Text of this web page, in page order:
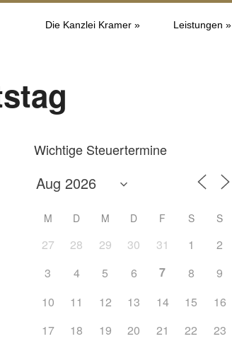
Die Kanzlei Kramer » Leistungen »
Wichtige Steuertermine
M D M D F S S
27 28 29 30 31 1
2
3
4 5 6 7 8
9
10
11 12 13 14 15
16
17
18 19 20 21 22
23